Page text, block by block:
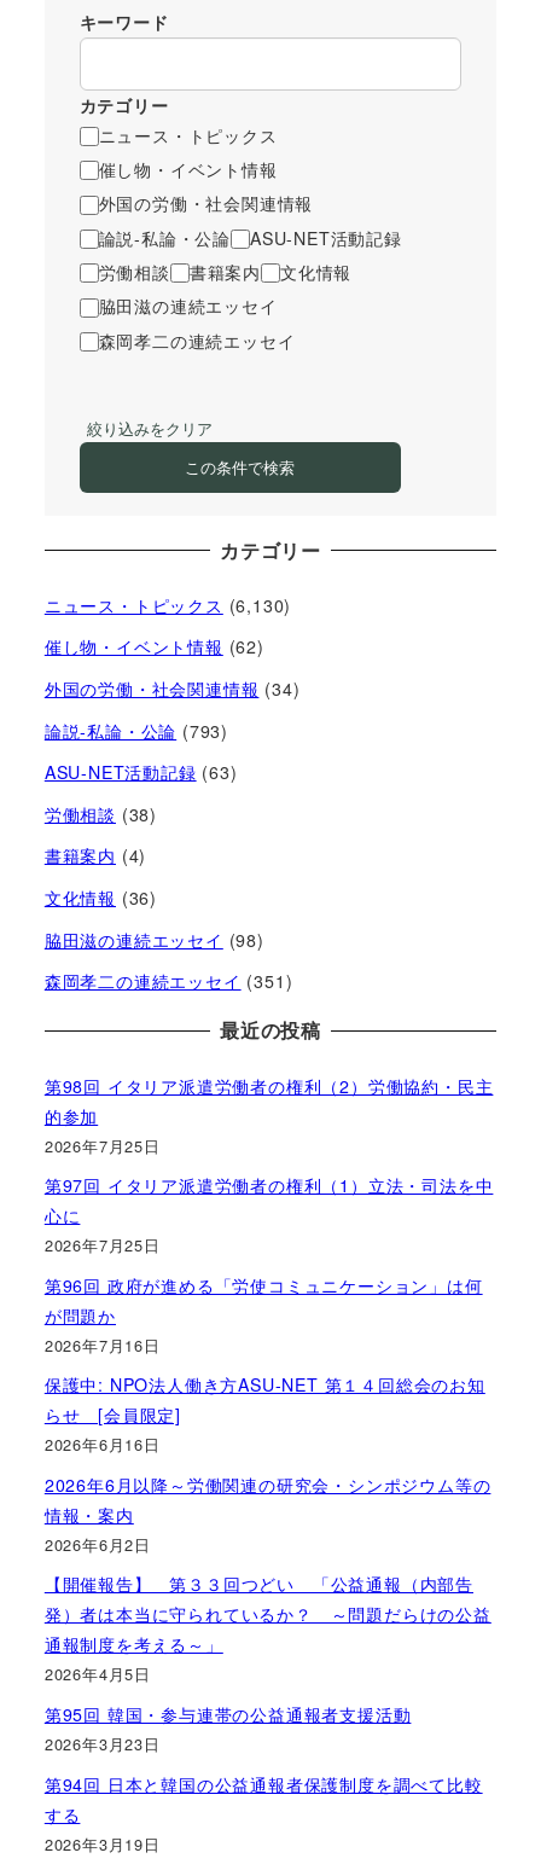
キーワード
カテゴリー
ニュース・トピックス
催し物・イベント情報
外国の労働・社会関連情報
論説-私論・公論
ASU-NET活動記録
労働相談
書籍案内
文化情報
脇田滋の連続エッセイ
森岡孝二の連続エッセイ
絞り込みをクリア
この条件で検索
カテゴリー
ニュース・トピックス (6,130)
催し物・イベント情報 (62)
外国の労働・社会関連情報 (34)
論説-私論・公論 (793)
ASU-NET活動記録 (63)
労働相談 (38)
書籍案内 (4)
文化情報 (36)
脇田滋の連続エッセイ (98)
森岡孝二の連続エッセイ (351)
最近の投稿
第98回 イタリア派遣労働者の権利（2）労働協約・民主
的参加
2026年7月25日
第97回 イタリア派遣労働者の権利（1）立法・司法を中
心に
2026年7月25日
第96回 政府が進める「労使コミュニケーション」は何
が問題か
2026年7月16日
保護中: NPO法人働き方ASU-NET 第１４回総会のお知
らせ [会員限定]
2026年6月16日
2026年6月以降～労働関連の研究会・シンポジウム等の
情報・案内
2026年6月2日
【開催報告】 第３３回つどい 「公益通報（内部告
発）者は本当に守られているか？ ～問題だらけの公益
通報制度を考える～」
2026年4月5日
第95回 韓国・参与連帯の公益通報者支援活動
2026年3月23日
第94回 日本と韓国の公益通報者保護制度を調べて比較
する
2026年3月19日